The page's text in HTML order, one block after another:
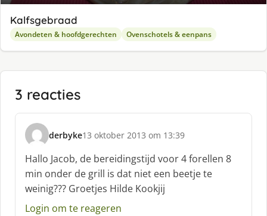
Kalfsgebraad
Avondeten & hoofdgerechten Ovenschotels & eenpans
3 reacties
derbyke
s
c
h
r
e
e
13 oktober 2013 om 13:39
Hallo Jacob, de bereidingstijd voor 4 forellen 8
min onder de grill is dat niet een beetje te
weinig??? Groetjes Hilde Kookjij
Login om te reageren